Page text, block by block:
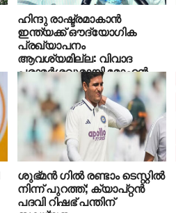
ഹിന്ദു രാഷ്ട്രമാകാന്‍
ഇന്ത്യക്ക് ഔദ്യോഗിക
പ്രഖ്യാപനം
ആവശ്യമില്ല: വിവാദ
പരാമര്‍ശവുമായി മോഹന്‍
ഭാഗവത്
ശുഭ്മന്‍ ഗില്‍ രണ്ടാം ടെസ്റ്റില്‍
നിന്ന് പുറത്ത്; ക്യാപ്റ്റന്‍
പദവി റിഷഭ് പന്തിന്